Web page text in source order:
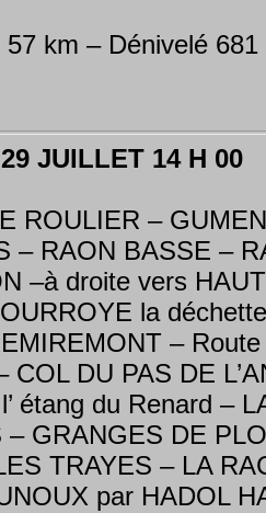
57 km – Dénivelé 681
JUILLET 14 H 00
ROULIER –
– RAON BASSE –
–à droite vers
la
–
COL DU PAS DE
étang du Renard –
– GRANGES DE
TRAYES – LA
par HADOL